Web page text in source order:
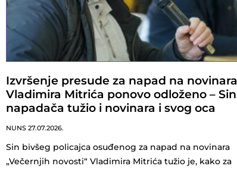
Izvršenje presude za napad na novinara
Vladimira Mitrića ponovo odloženo – Sin
napadača tužio i novinara i svog oca
NUNS 27.07.2026.
Sin bivšeg policajca osuđenog za napad na novinara
„Večernjih novosti“ Vladimira Mitrića tužio je, kako za